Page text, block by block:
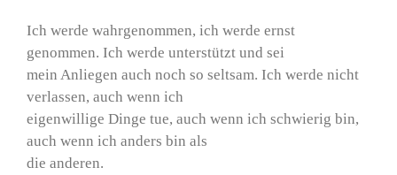
Ich werde wahrgenommen, ich werde ernst
genommen. Ich werde unterstützt und sei
mein Anliegen auch noch so seltsam. Ich werde nicht
verlassen, auch wenn ich
eigenwillige Dinge tue, auch wenn ich schwierig bin,
auch wenn ich anders bin als
die anderen.